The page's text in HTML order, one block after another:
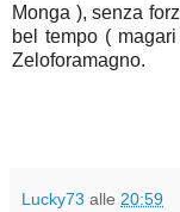
Monga ), senza
bel tempo (
Zeloforamagno.
Lucky73 alle 20:59